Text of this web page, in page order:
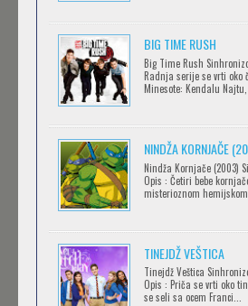
CLEAN FREAK!
Feb 12 2023 |Gledaj »
RECORD OF RAGNAROK
Feb 11 2023 |Gledaj »
TORADORA
Feb 11 2023 |Gledaj »
BIG TIME RUSH
Big Time Rush
Radnja serije se vrti
Minesote: Kendalu Najtu,
NINDŽA KORNJAČE
Nindža Kornjače (2003)
Opis : Četiri bebe
misterioznom hemijskom
TINEJDŽ VEŠTICA
Tinejdž Veštica
Opis : Priča se vrti oko
se seli sa ocem Franci...